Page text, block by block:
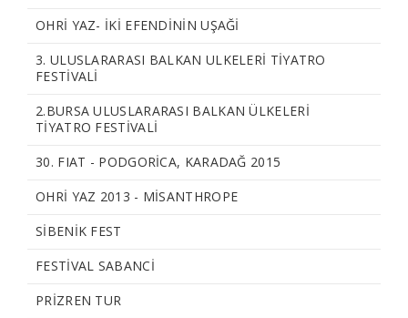
OHRI YAZ- İKİ EFENDİNİN UŞAĞI
3. ULUSLARARASI BALKAN ULKELERI TIYATRO
FESTIVALI
2.BURSA ULUSLARARASI BALKAN ÜLKELERİ
TİYATRO FESTİVALİ
30. FIAT - PODGORICA, KARADAĞ 2015
OHRI YAZ 2013 - MISANTHROPE
SIBENIK FEST
FESTIVAL SABANCI
PRIZREN TUR